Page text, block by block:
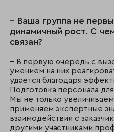
– Ваша группа не
динамичный рост. С
связан?
– В первую очередь с
умением на них
удается благодаря
Подготовка персонала
Мы не только
применяем экспертные
взаимодействии с
другими участниками